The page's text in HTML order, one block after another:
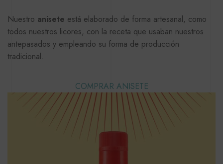
Nuestro anisete está elaborado de forma artesanal, como
todos nuestros licores, con la receta que usaban nuestros
antepasados y empleando su forma de producción
tradicional.
COMPRAR ANISETE